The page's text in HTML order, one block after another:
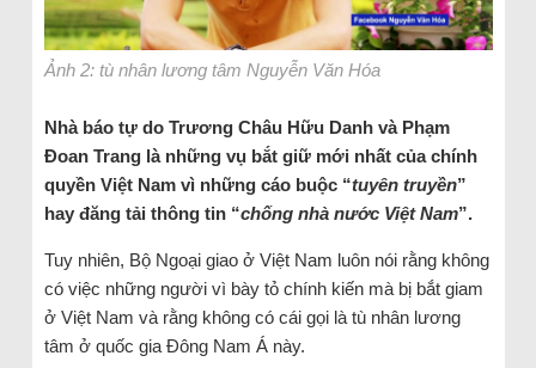
Ảnh 2: tù nhân lương tâm Nguyễn Văn Hóa
Nhà báo tự do Trương Châu Hữu Danh và Phạm
Đoan Trang là những vụ bắt giữ mới nhất của chính
quyền Việt Nam vì những cáo buộc “tuyên truyền”
hay đăng tải thông tin “chống nhà nước Việt Nam”.
Tuy nhiên, Bộ Ngoại giao ở Việt Nam luôn nói rằng không
có việc những người vì bày tỏ chính kiến mà bị bắt giam
ở Việt Nam và rằng không có cái gọi là tù nhân lương
tâm ở quốc gia Đông Nam Á này.